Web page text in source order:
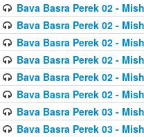
Bava Basra Perek 02 -
Bava Basra Perek 02 -
Bava Basra Perek 02 -
Bava Basra Perek 02 -
Bava Basra Perek 02 -
Bava Basra Perek 02 -
Bava Basra Perek 03 -
Bava Basra Perek 03 -